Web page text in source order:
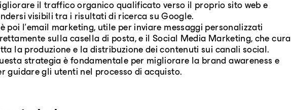
il traffico organico qualificato verso il proprio sito web e
visibili tra i risultati di ricerca su Google.
poi l'email marketing, utile per inviare messaggi personalizzati
sulla casella di posta, e il Social Media Marketing, che cura
la produzione e la distribuzione dei contenuti sui canali social.
strategia è fondamentale per migliorare la brand awareness e
guidare gli utenti nel processo di acquisto.